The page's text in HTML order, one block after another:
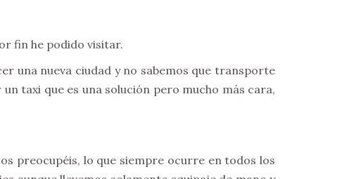
fin he podido visitar.
una nueva ciudad y no sabemos que transporte
taxi que es una solución pero mucho más cara,
preocupéis, lo que siempre ocurre en todos los